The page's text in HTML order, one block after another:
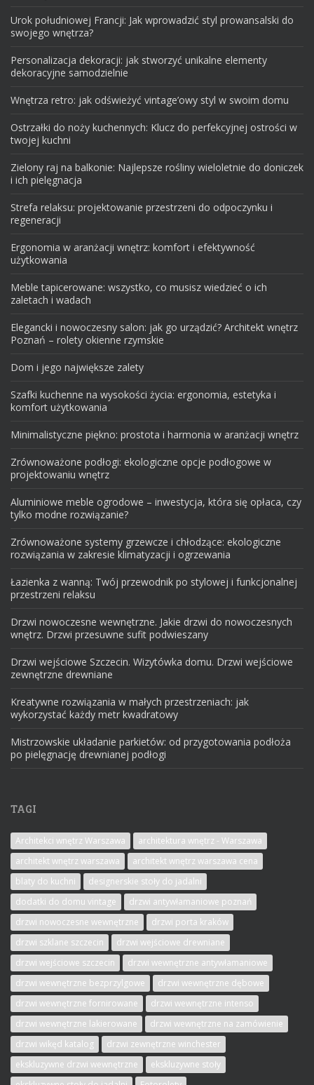
Urok południowej Francji: Jak wprowadzić styl prowansalski do
swojego wnętrza?
Personalizacja dekoracji: jak stworzyć unikalne elementy
dekoracyjne samodzielnie
Wnętrza retro: jak odświeżyć vintage’owy styl w swoim domu
Ostrzałki do noży kuchennych: Klucz do perfekcyjnej ostrości w
twojej kuchni
Zielony raj na balkonie: Najlepsze rośliny wieloletnie do doniczek
i ich pielęgnacja
Strefa relaksu: projektowanie przestrzeni do odpoczynku i
regeneracji
Ergonomia w aranżacji wnętrz: komfort i efektywność
użytkowania
Meble tapicerowane: wszystko, co musisz wiedzieć o ich
zaletach i wadach
Elegancki i nowoczesny salon: jak go urządzić? Architekt wnętrz
Poznań – rolety okienne rzymskie
Dom i jego największe zalety
Szafki kuchenne na wysokości życia: ergonomia, estetyka i
komfort użytkowania
Minimalistyczne piękno: prostota i harmonia w aranżacji wnętrz
Zrównoważone podłogi: ekologiczne opcje podłogowe w
projektowaniu wnętrz
Aluminiowe meble ogrodowe – inwestycja, która się opłaca, czy
tylko modne rozwiązanie?
Zrównoważone systemy grzewcze i chłodzące: ekologiczne
rozwiązania w zakresie klimatyzacji i ogrzewania
Łazienka z wanną: Twój przewodnik po stylowej i funkcjonalnej
przestrzeni relaksu
Drzwi nowoczesne wewnętrzne. Jakie drzwi do nowoczesnych
wnętrz. Drzwi przesuwne sufit podwieszany
Drzwi wejściowe Szczecin. Wizytówka domu. Drzwi wejściowe
zewnętrzne drewniane
Kreatywne rozwiązania w małych przestrzeniach: jak
wykorzystać każdy metr kwadratowy
Mistrzowskie układanie parkietów: od przygotowania podłoża
po pielęgnację drewnianej podłogi
TAGI
Architekci wnętrz Warszawa
architektura wnętrz - Warszawa
architekt wnętrz warszawa
architekt wnętrz warszawa cena
blaty do kuchni
designerskie stoły do jadalni
dodatki do domu vintage
drzwi antywłamaniowe poznań
drzwi nowoczesne wewnętrzne
drzwi porta kraków
drzwi szklane szczecin
drzwi wejściowe drewniane
drzwi wejściowe szczecin
drzwi wewnętrzne antywłamaniowe
drzwi wewnętrzne bezprzylgowe
drzwi wewnętrzne dębowe
drzwi wewnętrzne fornirowane
drzwi wewnętrzne intenso
drzwi wewnętrzne lakierowane
drzwi wewnętrzne na zamówienie
drzwi wikęd katalog
drzwi zewnętrzne winchester
ekskluzywne drzwi wewnętrzne
ekskluzywne stoły